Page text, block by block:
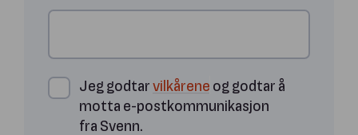
Jeg godtarvilkårene og godtar å
motta e-postkommunikasjon
fra Svenn.